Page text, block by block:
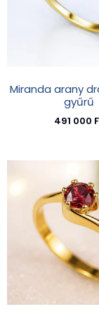
Miranda arany
gyűrű
491 000